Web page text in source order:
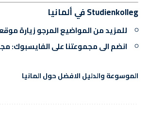
Studienkolleg في ألمانيا
للمزيد من المواضيع المرجوزيارة
انضم الى مجموعتنا على الفايسبوك:
الموسوعة والدليل الافضل حول المانيا